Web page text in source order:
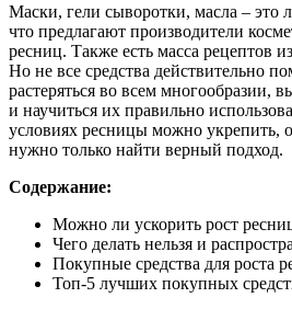
Маски, гели сыворотки, масла – это
что предлагают производители
ресниц. Также есть масса рецептов
Но не все средства действительно
растеряться во всем многообразии,
и научиться их правильно
условиях ресницы можно укрепить,
нужно только найти верный подход.
Содержание:
Можно ли ускорить рост
Чего делать нельзя и
Покупные средства для роста
Топ-5 лучших покупных